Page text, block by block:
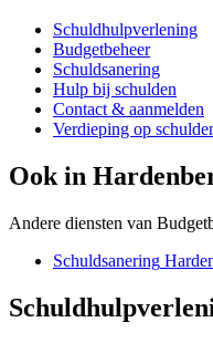
Schuldhulpverlening
Budgetbeheer
Schuldsanering
Hulp bij schulden
Contact & aanmelden
Verdieping op
Ook in
Andere diensten van
Schuldsanering